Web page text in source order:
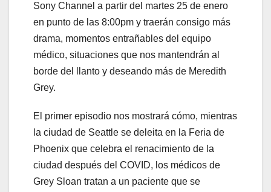
Sony Channel a partir del martes 25 de enero
en punto de las 8:00pm y traerán consigo más
drama, momentos entrañables del equipo
médico, situaciones que nos mantendrán al
borde del llanto y deseando más de Meredith
Grey.
El primer episodio nos mostrará cómo, mientras
la ciudad de Seattle se deleita en la Feria de
Phoenix que celebra el renacimiento de la
ciudad después del COVID, los médicos de
Grey Sloan tratan a un paciente que se